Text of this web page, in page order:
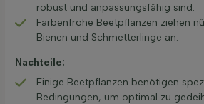
robust und anpassungsfähig sind.
Farbenfrohe Beetpflanzen ziehen
Bienen und Schmetterlinge an.
Nachteile:
Einige Beetpflanzen benötigen
Bedingungen, um optimal zu